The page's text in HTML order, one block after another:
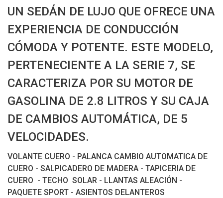
UN SEDÁN DE LUJO QUE OFRECE UNA
EXPERIENCIA DE CONDUCCIÓN
CÓMODA Y POTENTE. ESTE MODELO,
PERTENECIENTE A LA SERIE 7, SE
CARACTERIZA POR SU MOTOR DE
GASOLINA DE 2.8 LITROS Y SU CAJA
DE CAMBIOS AUTOMÁTICA, DE 5
VELOCIDADES.
VOLANTE CUERO - PALANCA CAMBIO AUTOMATICA DE
CUERO - SALPICADERO DE MADERA - TAPICERIA DE
CUERO - TECHO SOLAR - LLANTAS ALEACIÓN -
PAQUETE SPORT - ASIENTOS DELANTEROS